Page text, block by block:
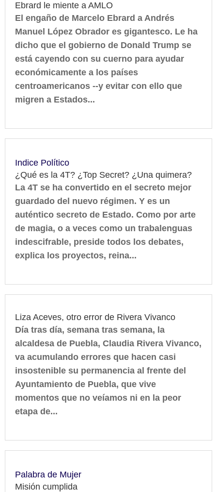
Ebrard le miente a AMLO
El engaño de Marcelo Ebrard a Andrés
Manuel López Obrador es gigantesco. Le ha
dicho que el gobierno de Donald Trump se
está cayendo con su cuerno para ayudar
económicamente a los países
centroamericanos --y evitar con ello que
migren a Estados...
Indice Político
¿Qué es la 4T? ¿Top Secret? ¿Una quimera?
La 4T se ha convertido en el secreto mejor
guardado del nuevo régimen. ‎Y es un
auténtico secreto de Estado. Como por arte
de magia, o a veces como un trabalenguas
indescifrable, preside todos los debates,
explica los proyectos, reina...
Liza Aceves, otro error de Rivera Vivanco
Día tras día, semana tras semana, la
alcaldesa de Puebla, Claudia Rivera Vivanco,
va acumulando errores que hacen casi
insostenible su permanencia al frente del
Ayuntamiento de Puebla, que vive
momentos que no veíamos ni en la peor
etapa de...
Palabra de Mujer
Misión cumplida